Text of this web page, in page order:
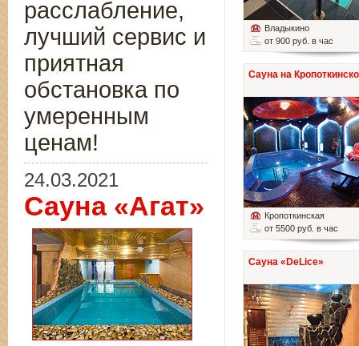
Владыкино
от 900 руб. в час
Сауна на
Кропоткинская
от 5500 руб. в час
Сауна «DeLice»
расслабление,
лучший сервис и
приятная
обстановка по
умеренным
ценам!
24.03.2021
Сауна «Агат»